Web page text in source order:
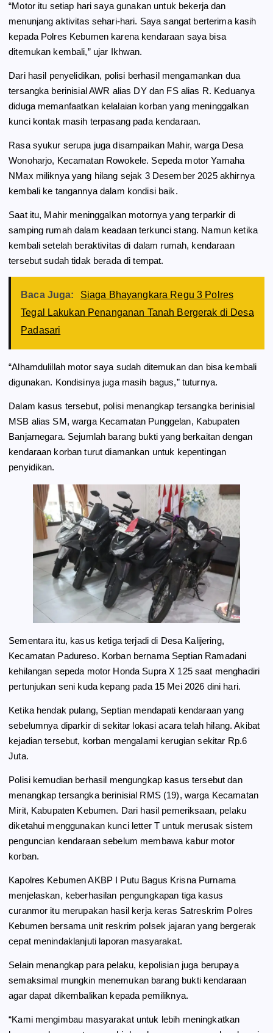
“Motor itu setiap hari saya gunakan untuk bekerja dan
menunjang aktivitas sehari-hari. Saya sangat berterima kasih
kepada Polres Kebumen karena kendaraan saya bisa
ditemukan kembali,” ujar Ikhwan.
Dari hasil penyelidikan, polisi berhasil mengamankan dua
tersangka berinisial AWR alias DY dan FS alias R. Keduanya
diduga memanfaatkan kelalaian korban yang meninggalkan
kunci kontak masih terpasang pada kendaraan.
Rasa syukur serupa juga disampaikan Mahir, warga Desa
Wonoharjo, Kecamatan Rowokele. Sepeda motor Yamaha
NMax miliknya yang hilang sejak 3 Desember 2025 akhirnya
kembali ke tangannya dalam kondisi baik.
Saat itu, Mahir meninggalkan motornya yang terparkir di
samping rumah dalam keadaan terkunci stang. Namun ketika
kembali setelah beraktivitas di dalam rumah, kendaraan
tersebut sudah tidak berada di tempat.
Baca Juga:
Siaga Bhayangkara Regu 3 Polres
Tegal Lakukan Penanganan Tanah Bergerak di Desa
Padasari
“Alhamdulillah motor saya sudah ditemukan dan bisa kembali
digunakan. Kondisinya juga masih bagus,” tuturnya.
Dalam kasus tersebut, polisi menangkap tersangka berinisial
MSB alias SM, warga Kecamatan Punggelan, Kabupaten
Banjarnegara. Sejumlah barang bukti yang berkaitan dengan
kendaraan korban turut diamankan untuk kepentingan
penyidikan.
Sementara itu, kasus ketiga terjadi di Desa Kalijering,
Kecamatan Padureso. Korban bernama Septian Ramadani
kehilangan sepeda motor Honda Supra X 125 saat menghadiri
pertunjukan seni kuda kepang pada 15 Mei 2026 dini hari.
Ketika hendak pulang, Septian mendapati kendaraan yang
sebelumnya diparkir di sekitar lokasi acara telah hilang. Akibat
kejadian tersebut, korban mengalami kerugian sekitar Rp.6
Juta.
Polisi kemudian berhasil mengungkap kasus tersebut dan
menangkap tersangka berinisial RMS (19), warga Kecamatan
Mirit, Kabupaten Kebumen. Dari hasil pemeriksaan, pelaku
diketahui menggunakan kunci letter T untuk merusak sistem
penguncian kendaraan sebelum membawa kabur motor
korban.
Kapolres Kebumen AKBP I Putu Bagus Krisna Purnama
menjelaskan, keberhasilan pengungkapan tiga kasus
curanmor itu merupakan hasil kerja keras Satreskrim Polres
Kebumen bersama unit reskrim polsek jajaran yang bergerak
cepat menindaklanjuti laporan masyarakat.
Selain menangkap para pelaku, kepolisian juga berupaya
semaksimal mungkin menemukan barang bukti kendaraan
agar dapat dikembalikan kepada pemiliknya.
“Kami mengimbau masyarakat untuk lebih meningkatkan